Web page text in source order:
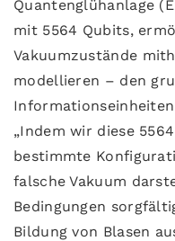
Quantenglühanlage
mit 5564 Qubits,
Vakuumzustände
modellieren – den
„Indem wir diese
bestimmte
falsche Vakuum
Bedingungen
Bildung von Blasen